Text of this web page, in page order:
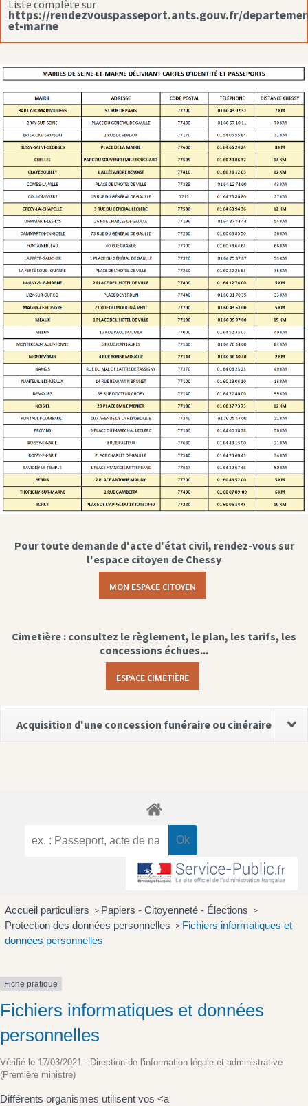
Liste complète sur
https://rendezvouspasseport.ants.gouv.fr/
et-marne
Pour toute demande d'acte d'état civil, rendez-vous sur
l'espace citoyen de Chessy
MON ESPACE CITOYEN
Cimetière : consultez le règlement, le plan, les tarifs, les
concessions échues...
ESPACE CIMETIÈRE
Acquisition d'une concession funéraire ou cinéraire
Accueil particuliers > Papiers - Citoyenneté - Élections >
Protection des données personnelles > Fichiers informatiques et
données personnelles
Fiche pratique
Fichiers informatiques et données
personnelles
Vérifié le 17/03/2021 - Direction de l'information légale et administrative
(Première ministre)
Différents organismes utilisent vos <a